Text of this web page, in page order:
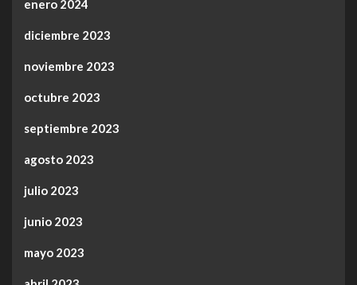
enero 2024
diciembre 2023
noviembre 2023
octubre 2023
septiembre 2023
agosto 2023
julio 2023
junio 2023
mayo 2023